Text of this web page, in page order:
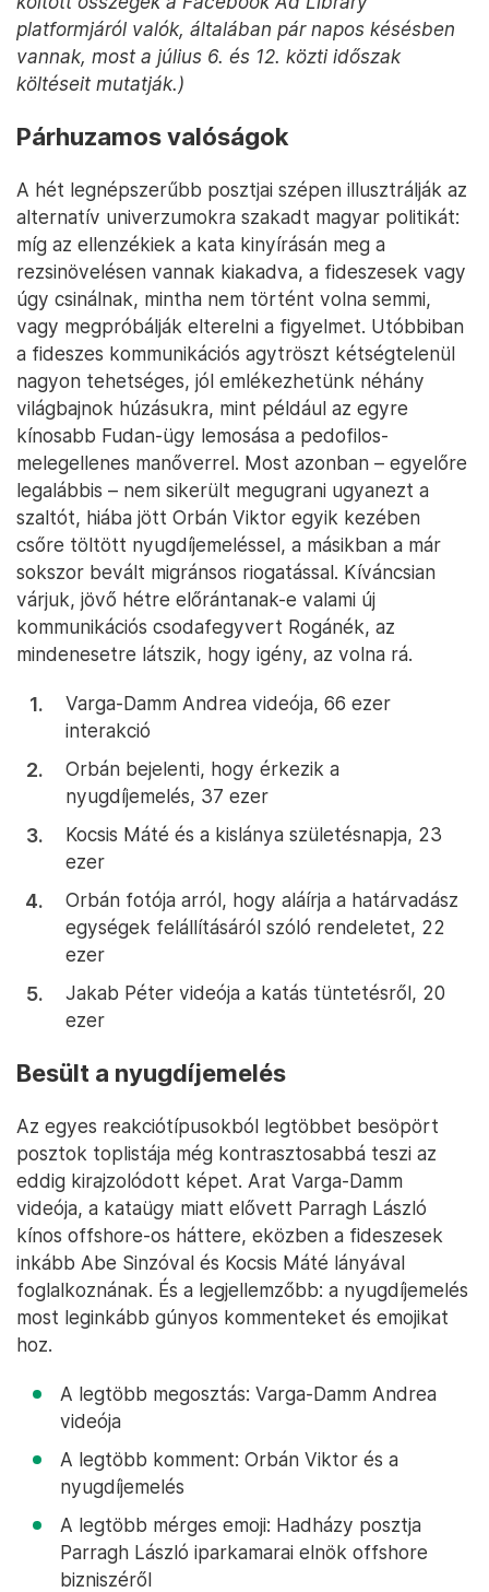
platformjáról valók, általában pár napos késésben
vannak, most a július 6. és 12. közti időszak
költéseit mutatják.)
Párhuzamos valóságok
A hét legnépszerűbb posztjai szépen illusztrálják az
alternatív univerzumokra szakadt magyar politikát:
míg az ellenzékiek a kata kinyírásán meg a
rezsinövelésen vannak kiakadva, a fideszesek vagy
úgy csinálnak, mintha nem történt volna semmi,
vagy megpróbálják elterelni a figyelmet. Utóbbiban
a fideszes kommunikációs agytröszt kétségtelenül
nagyon tehetséges, jól emlékezhetünk néhány
világbajnok húzásukra, mint például az egyre
kínosabb Fudan-ügy lemosása a pedofilos-
melegellenes manőverrel. Most azonban – egyelőre
legalábbis – nem sikerült megugrani ugyanezt a
szaltót, hiába jött Orbán Viktor egyik kezében
csőre töltött nyugdíjemeléssel, a másikban a már
sokszor bevált migránsos riogatással. Kíváncsian
várjuk, jövő hétre előrántanak-e valami új
kommunikációs csodafegyvert Rogánék, az
mindenesetre látszik, hogy igény, az volna rá.
Varga-Damm Andrea videója, 66 ezer
interakció
Orbán bejelenti, hogy érkezik a
nyugdíjemelés, 37 ezer
Kocsis Máté és a kislánya születésnapja, 23
ezer
Orbán fotója arról, hogy aláírja a határvadász
egységek felállításáról szóló rendeletet, 22
ezer
Jakab Péter videója a katás tüntetésről, 20
ezer
Besült a nyugdíjemelés
Az egyes reakciótípusokból legtöbbet besöpört
posztok toplistája még kontrasztosabbá teszi az
eddig kirajzolódott képet. Arat Varga-Damm
videója, a kataügy miatt elővett Parragh László
kínos offshore-os háttere, eközben a fideszesek
inkább Abe Sinzóval és Kocsis Máté lányával
foglalkoznának. És a legjellemzőbb: a nyugdíjemelés
most leginkább gúnyos kommenteket és emojikat
hoz.
A legtöbb megosztás: Varga-Damm Andrea
videója
A legtöbb komment: Orbán Viktor és a
nyugdíjemelés
A legtöbb mérges emoji: Hadházy posztja
Parragh László iparkamarai elnök offshore
bizniszéről